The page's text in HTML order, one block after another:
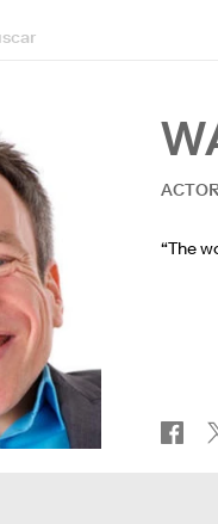
“The